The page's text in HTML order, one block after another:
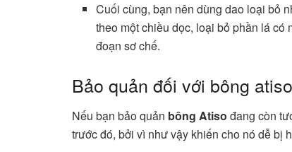
Cuối cùng, bạn nên dùng dao loại bỏ
theo một chiều dọc, loại bỏ phần lá có
đoạn sơ chế.
Bảo quản đối với bông
Nếu bạn bảo quản bông Atiso đang còn
trước đó, bởi vì như vậy khiến cho nó dễ bị